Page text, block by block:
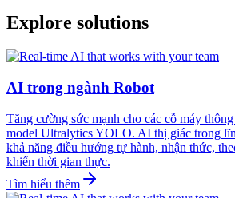
Explore solutions
AI trong ngành Robot
Tăng cường sức mạnh cho các cỗ máy
model Ultralytics YOLO. AI thị giác trong
khả năng điều hướng tự hành, nhận thức,
khiển thời gian thực.
Tìm hiểu thêm